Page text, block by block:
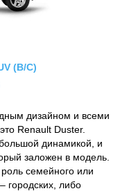
(B/C)
дизайном и всеми
Renault Duster.
динамикой, и
заложен в модель.
семейного или
городских, либо